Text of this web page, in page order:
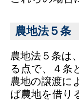
農地法５条
農地法５条は
る点で、４条
農地の譲渡に
ば農地を借り